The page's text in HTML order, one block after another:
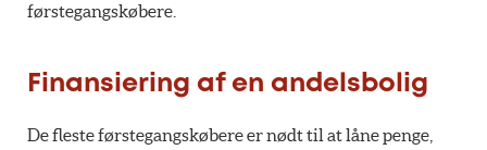
førstegangskøbere.
Finansiering af en andelsbolig
De fleste førstegangskøbere er nødt til at låne penge,